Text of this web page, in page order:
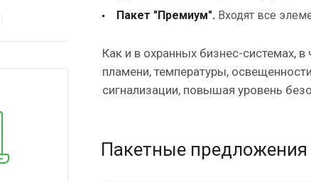
Пакет "Премиум". Входят все
Как и в охранных бизнес-системах,
пламени, температуры,
сигнализации, повышая уровень
Пакетные предложения